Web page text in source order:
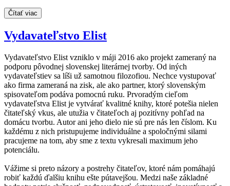
Čítať viac
Vydavateľstvo Elist
Vydavateľstvo Elist vzniklo v máji 2016 ako projekt zameraný na
podporu pôvodnej slovenskej literárnej tvorby. Od iných
vydavateľstiev sa líši už samotnou filozofiou. Nechce vystupovať
ako firma zameraná na zisk, ale ako partner, ktorý slovenským
spisovateľom podáva pomocnú ruku. Prvoradým cieľom
vydavateľstva Elist je vytvárať kvalitné knihy, ktoré potešia nielen
čitateľský vkus, ale utužia v čitateľoch aj pozitívny pohľad na
domácu tvorbu. Autor ani jeho dielo nie sú pre nás len číslom. Ku
každému z nich pristupujeme individuálne a spoločnými silami
pracujeme na tom, aby sme z textu vykresali maximum jeho
potenciálu.
Vážime si preto názory a postrehy čitateľov, ktoré nám pomáhajú
robiť každú ďalšiu knihu ešte pútavejšou. Medzi naše základné